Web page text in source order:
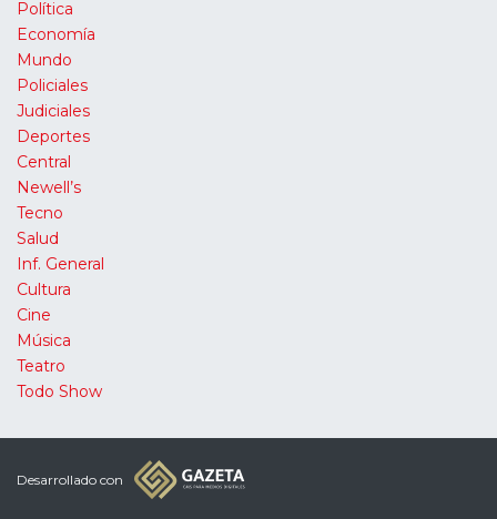
Política
Economía
Mundo
Policiales
Judiciales
Deportes
Central
Newell’s
Tecno
Salud
Inf. General
Cultura
Cine
Música
Teatro
Todo Show
Desarrollado con